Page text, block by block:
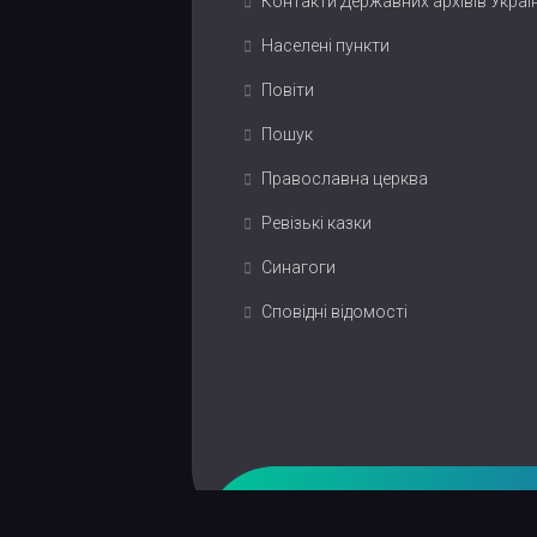
Населені пункти
Повіти
Пошук
Православна церква
Ревізькі казки
Синагоги
Сповідні відомості